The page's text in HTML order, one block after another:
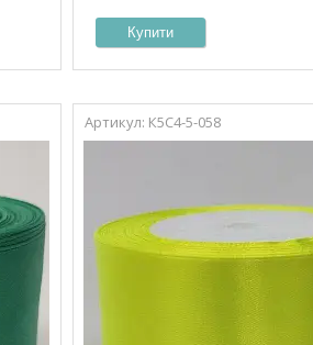
Купити
К5С4-5-058